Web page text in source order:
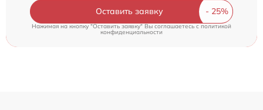
Оставить заявку
Нажимая на кнопку "Оставить заявку" Вы соглашаетесь cполитикой
конфиденциальности